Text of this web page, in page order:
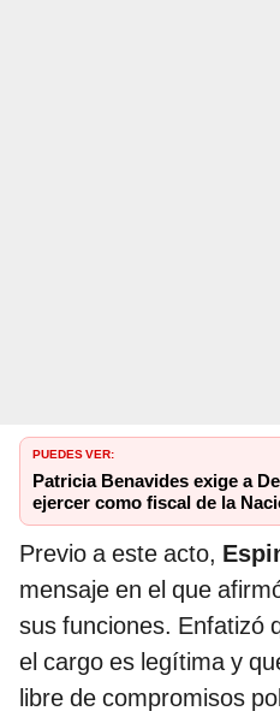
PUEDES VER:
Patricia Benavides exige a
ejercer como fiscal de la
Previo a este acto,
mensaje en el que
sus funciones. Enfatizó
el cargo es legítima y
libre de compromisos